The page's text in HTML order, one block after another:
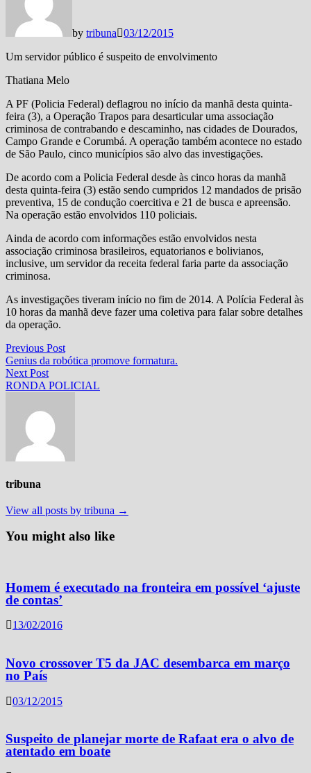
by tribuna
03/12/2015
Um servidor público é suspeito de envolvimento
Thatiana Melo
A PF (Policia Federal) deflagrou no início da manhã desta quinta-
feira (3), a Operação Trapos para desarticular uma associação
criminosa de contrabando e descaminho, nas cidades de Dourados,
Campo Grande e Corumbá. A operação também acontece no estado
de São Paulo, cinco municípios são alvo das investigações.
De acordo com a Policia Federal desde às cinco horas da manhã
desta quinta-feira (3) estão sendo cumpridos 12 mandados de prisão
preventiva, 15 de condução coercitiva e 21 de busca e apreensão.
Na operação estão envolvidos 110 policiais.
Ainda de acordo com informações estão envolvidos nesta
associação criminosa brasileiros, equatorianos e bolivianos,
inclusive, um servidor da receita federal faria parte da associação
criminosa.
As investigações tiveram início no fim de 2014. A Polícia Federal às
10 horas da manhã deve fazer uma coletiva para falar sobre detalhes
da operação.
Navegação
de
Post
Previous PostPrevious
post:
Genius da robótica promove formatura.
Next PostNext
post:
RONDA POLICIAL
tribuna
View all posts by tribuna →
You might also like
Homem é executado na fronteira em possível ‘ajuste
de contas’
13/02/2016
Novo crossover T5 da JAC desembarca em março
no País
03/12/2015
Suspeito de planejar morte de Rafaat era o alvo de
atentado em boate